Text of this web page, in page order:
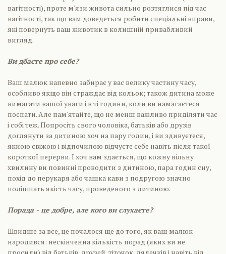
вагітності), проте м'язи живота сильно розтяглися під час
вагітності, так що вам доведеться робити спеціальні вправи,
які повернуть ваш животик в колишній привабливий
вигляд.
Ви дбаєте про себе?
Ваш малюк напевно забирає у вас велику частину часу,
особливо якщо він страждає від кольок; також дитина може
вимагати вашої уваги і в ті години, коли ви намагаєтеся
поспати. Але пам'ятайте, що не менш важливо приділяти час
і собі теж. Попросіть свого чоловіка, батьків або друзів
доглянути за дитиною хоч на пару годин, і ви здивуєтеся,
якиою свіжою і відпочилою відчуєте себе навіть після такої
короткої перерви. І хоч вам здається, що кожну вільну
хвилину ви повинні проводити з дитиною, пара годин сну,
похід до перукаря або чашка кави з подругою значно
поліпшать якість часу, проведеного з дитиною.
Порада - це добре, але кого ви слухаєте?
Швидше за все, це почалося ще до того, як ваш малюк
народився: нескінченна кількість порад (яких ви не